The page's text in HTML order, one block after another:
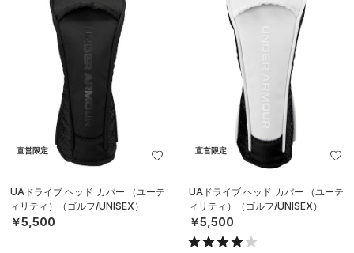
直営限定
UAドライブ ヘッド カバー （ユーテ
ィリティ）（ゴルフ/UNISEX）
￥5,500
直営限定
UAドライブ ヘッド カバー （ユーテ
ィリティ）（ゴルフ/UNISEX）
￥5,500